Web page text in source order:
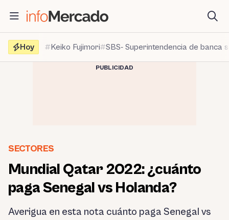
contenido
Hoy
Keiko Fujimori SBS- Superintendencia de banca
PUBLICIDAD
SECTORES
Mundial Qatar 2022: ¿cuánto
paga Senegal vs Holanda?
Averigua en esta nota cuánto paga Senegal vs